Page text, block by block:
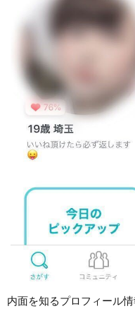
内面を知るプロフィール